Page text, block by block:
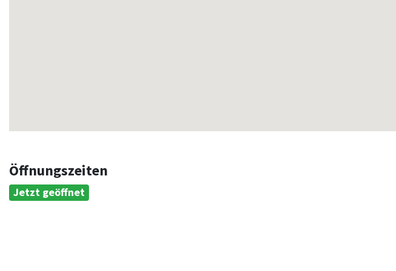
Öffnungszeiten
Jetzt geöffnet